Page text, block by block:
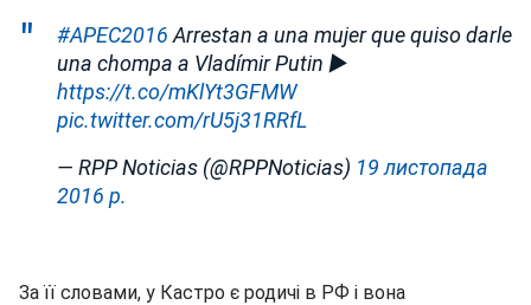
#APEC2016 Arrestan a una mujer que quiso darle
una chompa a Vladímir Putin ►
https://t.co/mKlYt3GFMW
pic.twitter.com/rU5j31RRfL
— RPP Noticias (@RPPNoticias) 19 листопада
2016 р.
За її словами, у Кастро є родичі в РФ і вона